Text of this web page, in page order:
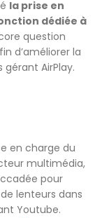
la prise en
dédiée à
question
d’améliorer la
AirPlay.
en charge du
multimédia,
pour
lenteurs dans
Youtube.